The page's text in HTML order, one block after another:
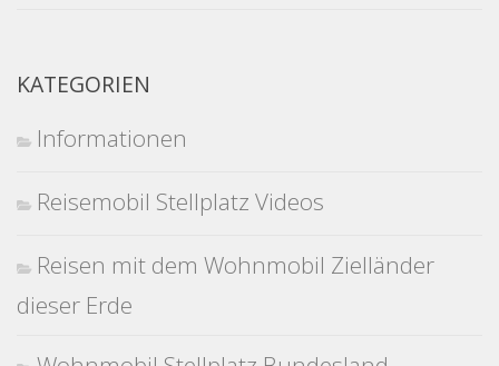
KATEGORIEN
Informationen
Reisemobil Stellplatz Videos
Reisen mit dem Wohnmobil Zielländer
dieser Erde